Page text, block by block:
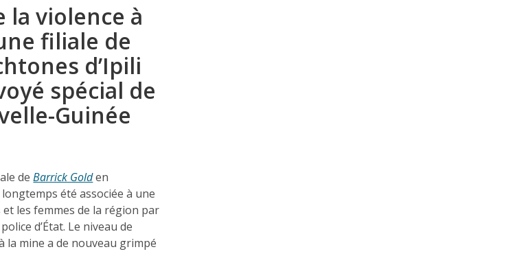
la violence à
filiale de
d’Ipili
spécial de
Guinée
deBarrick Golden
été associée à une
les femmes de la région par
d’État. Le niveau de
la mine a de nouveau grimpé